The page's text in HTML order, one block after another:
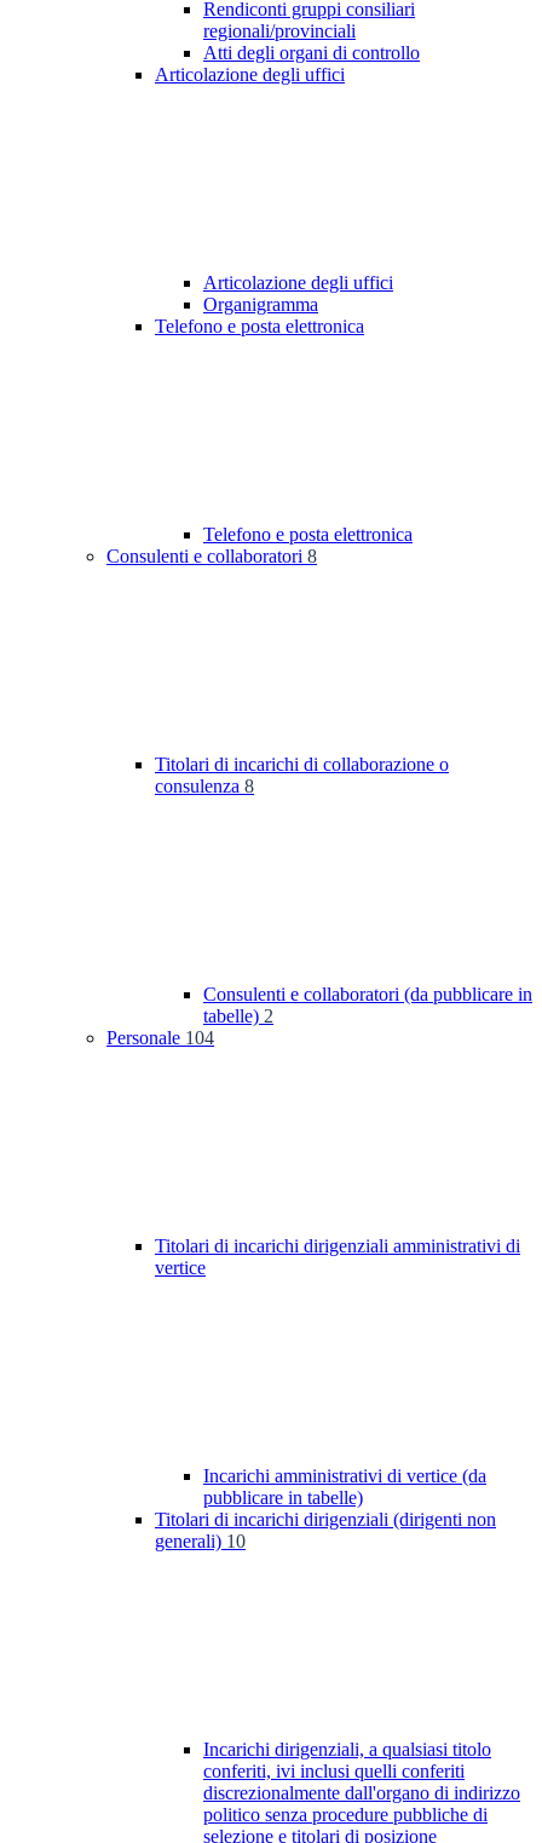
Rendiconti gruppi consiliari
regionali/provinciali
Atti degli organi di controllo
Articolazione degli uffici
Articolazione degli uffici
Organigramma
Telefono e posta elettronica
Telefono e posta elettronica
Consulenti e collaboratori 8
Titolari di incarichi di collaborazione o
consulenza 8
Consulenti e collaboratori (da pubblicare in
tabelle) 2
Personale 104
Titolari di incarichi dirigenziali amministrativi di
vertice
Incarichi amministrativi di vertice (da
pubblicare in tabelle)
Titolari di incarichi dirigenziali (dirigenti non
generali) 10
Incarichi dirigenziali, a qualsiasi titolo
conferiti, ivi inclusi quelli conferiti
discrezionalmente dall'organo di indirizzo
politico senza procedure pubbliche di
selezione e titolari di posizione